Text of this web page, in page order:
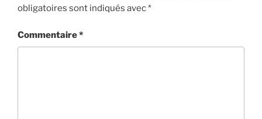
obligatoires sont indiqués avec*
Commentaire*